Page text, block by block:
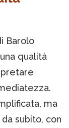
Barolo
qualità
ma
subito, con